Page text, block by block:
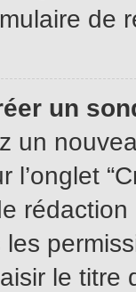
de
un
un
l’onglet
les
le